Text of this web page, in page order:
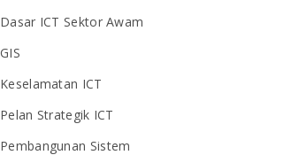
Dasar ICT Sektor Awam
GIS
Keselamatan ICT
Pelan Strategik ICT
Pembangunan Sistem